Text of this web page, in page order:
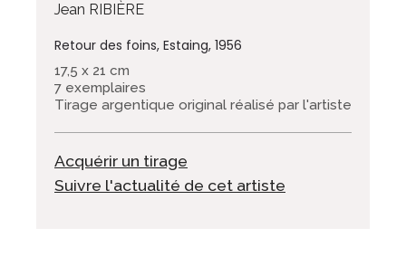
Jean RIBIÈRE
Retour des foins, Estaing, 1956
17,5 x 21 cm
7 exemplaires
Tirage argentique original réalisé par l'artiste
Acquérir un tirage
Suivre l'actualité de cet artiste